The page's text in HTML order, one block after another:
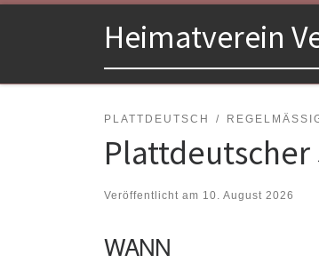
Zum Inhalt springenHeimatverein
PLATTDEUTSCH
Veröffentlicht am 10. August 2026
WANN